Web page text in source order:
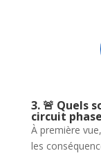
3. 🚨 Quels
circuit
À première
les